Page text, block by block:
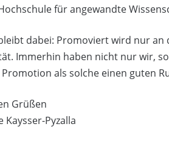
für angewandte
dabei: Promoviert wird nur an
Immerhin haben nicht nur wir,
als solche einen guten
Grüßen
Kaysser-Pyzalla